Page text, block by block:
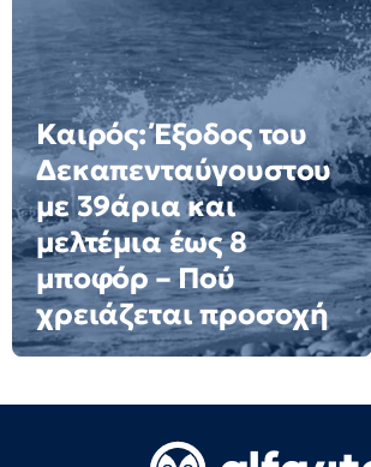
Καιρός: Έξοδος του
Δεκαπενταύγουστου
με 39άρια και
μελτέμια έως 8
μποφόρ – Πού
χρειάζεται προσοχή